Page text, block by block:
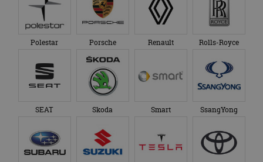
Polestar Porsche Renault Rolls-Royce
SEAT Skoda Smart SsangYong